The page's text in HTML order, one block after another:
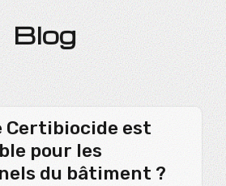
Blog
Certibiocide est
pour les
du bâtiment ?